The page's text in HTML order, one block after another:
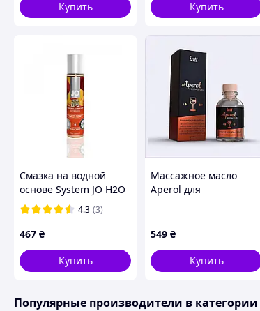
Купить
Купить
Смазка на водной
основе System JO H2O
Peachy Lips (30 мл) без
сахара, растительный
глицерин
4.3 (3)
467 ₴
Купить
Массажное масло
Aperol для
549 ₴
Купить
Популярные производители в категории